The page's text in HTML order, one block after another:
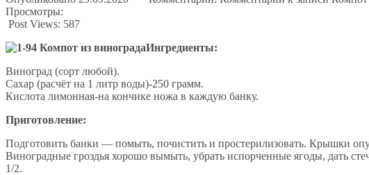
Просмотры:
Post Views: 587
Ингредиенты:
Виноград (сорт любой).
Сахар (расчёт на 1 литр воды)-250 грамм.
Кислота лимонная-на кончике ножа в каждую банку.
Приготовление:
Подготовить банки — помыть, почистить и простерилизовать. Крышки
Виноградные гроздья хорошо вымыть, убрать испорченные ягоды, дать
1/2.